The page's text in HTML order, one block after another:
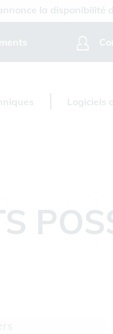
la disponibilité de sa
Logiciels